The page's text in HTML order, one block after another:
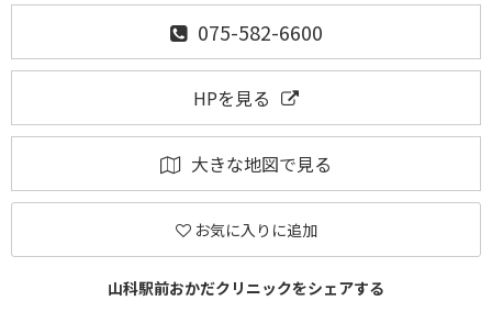
075-582-6600
HPを見る
大きな地図で見る
お気に入りに追加
山科駅前おかだクリニックをシェアする